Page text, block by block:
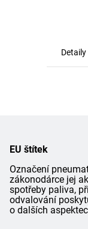
Detaily
EU štítek
Označení
zákonodárce jej
spotřeby paliva,
odvalování
o dalších